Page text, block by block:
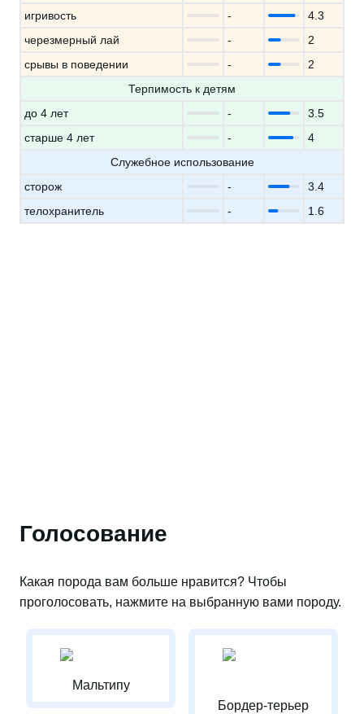
игривость
-
4.3
черезмерный лай
-
2
срывы в поведении
-
2
Терпимость к детям
до 4 лет
-
3.5
старше 4 лет
-
4
Служебное использование
сторож
-
3.4
телохранитель
- 1.6
Голосование
Какая порода вам больше нравится? Чтобы
проголосовать, нажмите на выбранную вами породу.
Мальтипу
Бордер-терьер